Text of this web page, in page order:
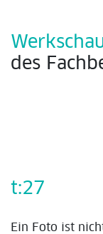
des
t:27
Ein Foto ist